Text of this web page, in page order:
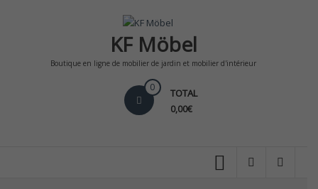
KF Möbel
Boutique en ligne de mobilier de jardin et mobilier d'intérieur
0 TOTAL
0,00€